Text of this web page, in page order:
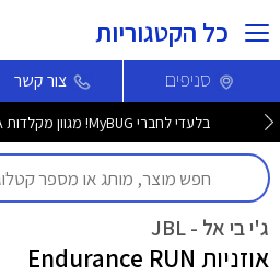
כל הקטגוריות
סניפים צור קשר
בלעדי לחברי MyBUG! מגוון מקלדות AULA ב-20% הנחה >>>
ג'י בי אל - JBL
אוזניות Endurance RUN